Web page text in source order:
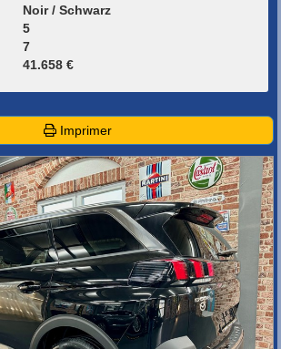
Noir / Schwarz
5
7
41.658 €
Imprimer